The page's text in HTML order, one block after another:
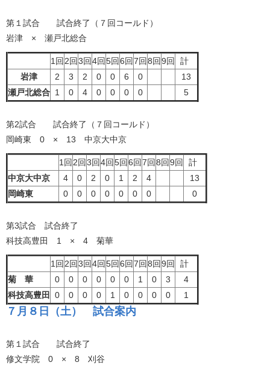
第１試合 試合終了（７回コールド）
岩津 × 瀬戸北総合
1回 2回3回4回5回6回7回8回9回
計
岩津
2 3 2 0 0 6 0
13
瀬戸北総合 1 0 4 0 0 0 0 5
第2試合 試合終了（７回コールド）
岡崎東 0 × 13 中京大中京
1回 2回3回4回5回6回7回8回9回
計
中京大中京
4 0 2 0 1 2 4
13
岡崎東
0 0 0 0 0 0 0 0
第3試合 試合終了
科技高豊田 1 × 4 菊華
1回 2回3回4回5回6回7回8回9回
計
菊 華
0 0 0 0 0 0 1 0 3
4
科技高豊田
0 0 0 0 1 0 0 0 0 1
７月８日（土） 試合案内
第１試合 試合終了
修文学院 0 × 8 刈谷